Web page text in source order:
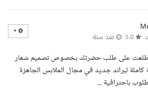
منذ سنة
اطلعت على طلب حضرتك بخصوص تصميم شعار
كاملة لبراند جديد في مجال الملابس الجاهزة
باحترافية ...